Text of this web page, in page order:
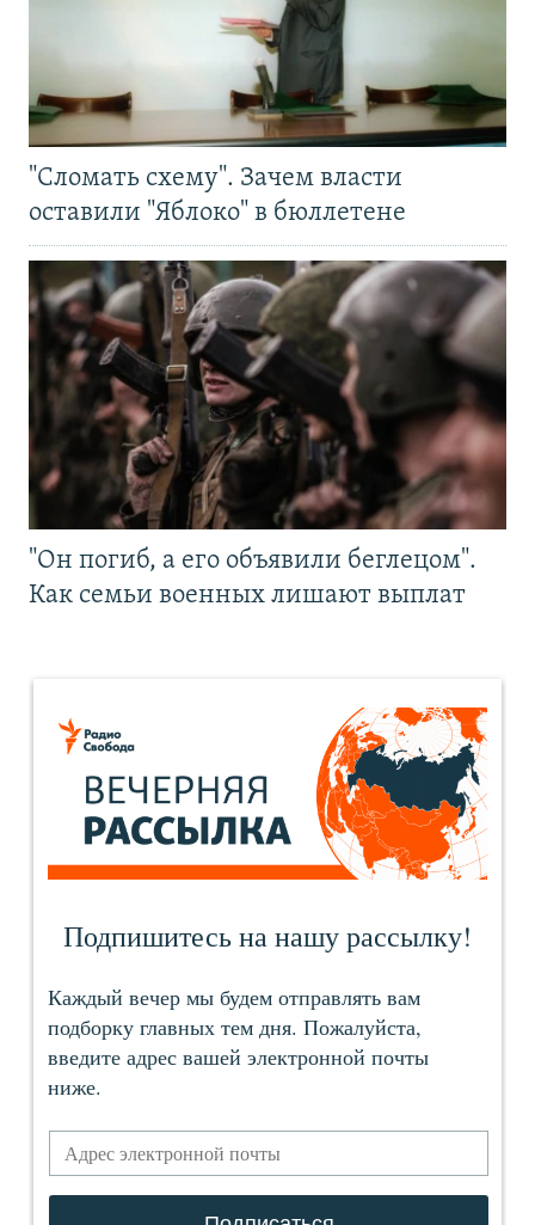
"Сломать схему". Зачем власти
оставили "Яблоко" в бюллетене
"Он погиб, а его объявили беглецом".
Как семьи военных лишают выплат